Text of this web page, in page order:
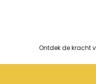
Ontdek de kracht